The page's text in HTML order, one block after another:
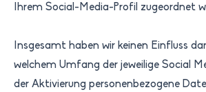
Ihrem Social-Media-Profil zugeordnet
Insgesamt haben wir keinen Einfluss
welchem Umfang der jeweilige Social
der Aktivierung personenbezogene